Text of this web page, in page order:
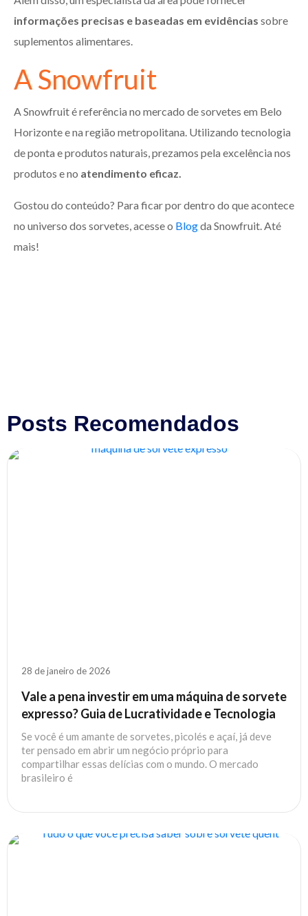
informações precisas e baseadas em evidências sobre
suplementos alimentares.
A Snowfruit
A Snowfruit é referência no mercado de sorvetes em Belo
Horizonte e na região metropolitana. Utilizando tecnologia
de ponta e produtos naturais, prezamos pela excelência nos
produtos e no atendimento eficaz.
Gostou do conteúdo? Para ficar por dentro do que acontece
no universo dos sorvetes, acesse o Blogda Snowfruit. Até
mais!
Posts Recomendados
28 de janeiro de 2026
Vale a pena investir em uma máquina de sorvete
expresso? Guia de Lucratividade e Tecnologia
Se você é um amante de sorvetes, picolés e açaí, já deve
ter pensado em abrir um negócio próprio para
compartilhar essas delícias com o mundo. O mercado
brasileiro é